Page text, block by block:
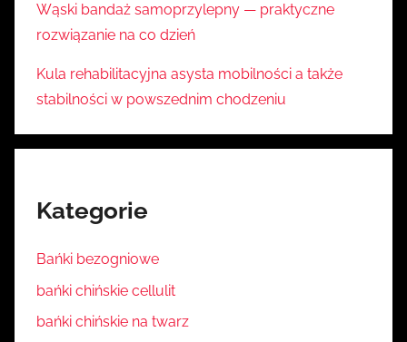
Wąski bandaż samoprzylepny — praktyczne
rozwiązanie na co dzień
Kula rehabilitacyjna asysta mobilności a także
stabilności w powszednim chodzeniu
Kategorie
Bańki bezogniowe
bańki chińskie cellulit
bańki chińskie na twarz